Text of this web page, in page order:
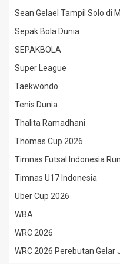
Sean Gelael Tampil Solo di
Sepak Bola Dunia
SEPAKBOLA
Super League
Taekwondo
Tenis Dunia
Thalita Ramadhani
Thomas Cup 2026
Timnas Futsal Indonesia
Timnas U17 Indonesia
Uber Cup 2026
WBA
WRC 2026
WRC 2026 Perebutan